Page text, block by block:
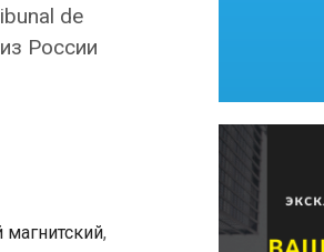
de
России
магнитский,